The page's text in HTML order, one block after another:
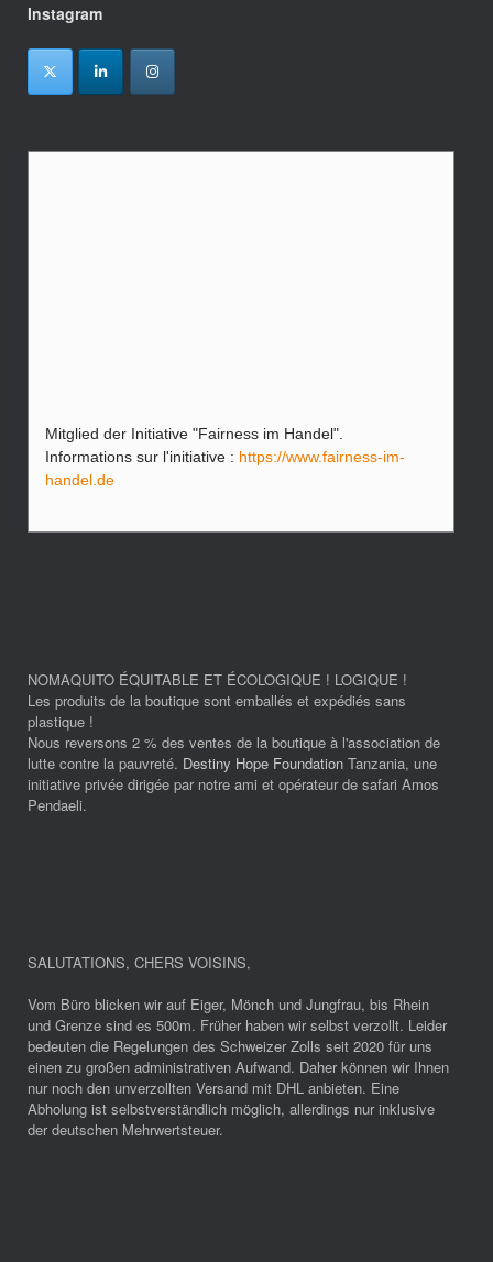
Instagram
Mitglied der Initiative "Fairness im Handel".
Informations sur l'initiative : https://www.fairness-im-
handel.de
NOMAQUITO ÉQUITABLE ET ÉCOLOGIQUE ! LOGIQUE !
Les produits de la boutique sont emballés et expédiés sans
plastique !
Nous reversons 2 % des ventes de la boutique à l'association de
lutte contre la pauvreté. Destiny Hope Foundation Tanzania, une
initiative privée dirigée par notre ami et opérateur de safari Amos
Pendaeli.
SALUTATIONS, CHERS VOISINS,
Vom Büro blicken wir auf Eiger, Mönch und Jungfrau, bis Rhein
und Grenze sind es 500m. Früher haben wir selbst verzollt. Leider
bedeuten die Regelungen des Schweizer Zolls seit 2020 für uns
einen zu großen administrativen Aufwand. Daher können wir Ihnen
nur noch den unverzollten Versand mit DHL anbieten. Eine
Abholung ist selbstverständlich möglich, allerdings nur inklusive
der deutschen Mehrwertsteuer.